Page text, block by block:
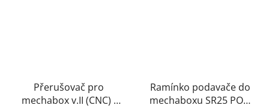
Přerušovač pro
mechabox v.II (CNC) -
Ramínko podavače do
mechaboxu SR25 POM